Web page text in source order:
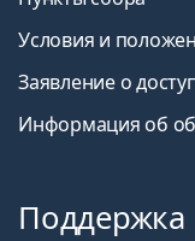
Условия и
Заявление о
Информация об
Поддержка